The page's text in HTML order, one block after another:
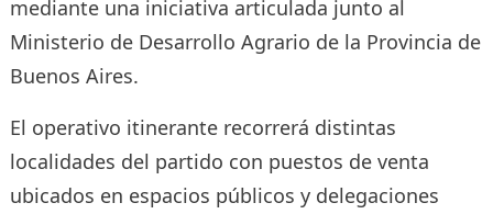
mediante una iniciativa articulada junto al
Ministerio de Desarrollo Agrario de la Provincia de
Buenos Aires.
El operativo itinerante recorrerá distintas
localidades del partido con puestos de venta
ubicados en espacios públicos y delegaciones